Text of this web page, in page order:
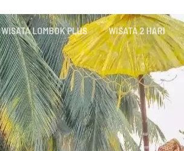
WISATA LOMBOK PLUS WISATA 2 HARI